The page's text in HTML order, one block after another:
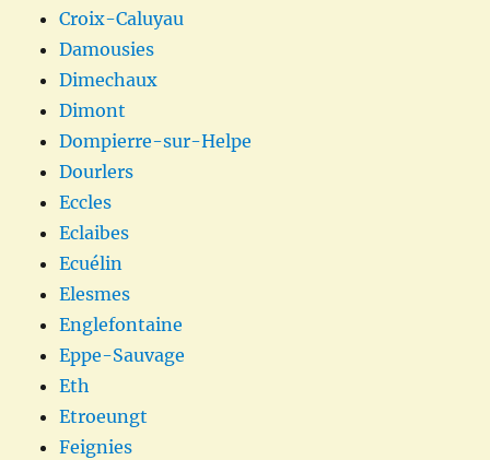
Croix-Caluyau
Damousies
Dimechaux
Dimont
Dompierre-sur-Helpe
Dourlers
Eccles
Eclaibes
Ecuélin
Elesmes
Englefontaine
Eppe-Sauvage
Eth
Etroeungt
Feignies